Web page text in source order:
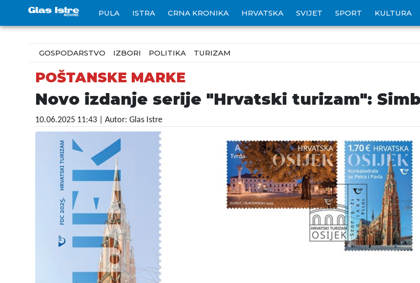
PULA ISTRA CRNA KRONIKA HRVATSKA SVIJET SPORT KULTURA
GOSPODARSTVO IZBORI POLITIKA TURIZAM
POŠTANSKE MARKE
Novo izdanje serije "Hrvatski turizam":
10.06.2025 11:43 | Autor: Glas Istre